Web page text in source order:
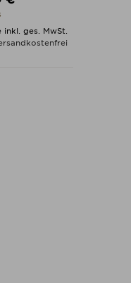
inkl. ges. MwSt.